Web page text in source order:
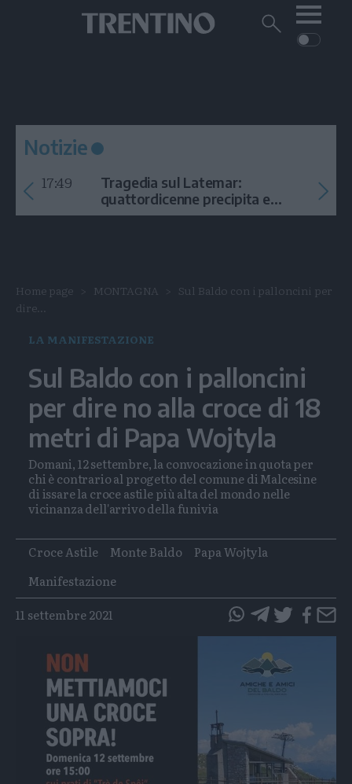
Cerca
CRONACA
GARDA
CULTURA
VIDEO
Notizie
17:49
Tragedia sul Latemar:
quattordicenne precipita e
muore
Home page MONTAGNA
Sul Baldo con i palloncini per
dire...
LA MANIFESTAZIONE
Sul Baldo con i palloncini
per dire no alla croce di 18
metri di Papa Wojtyla
Domani, 12 settembre, la convocazione in quota per
chi è contrario al progetto del comune di Malcesine
di issare la croce astile più alta del mondo nelle
vicinanza dell'arrivo della funivia
Tags
Croce Astile Monte Baldo
Papa Wojtyla
Manifestazione
11 settembre 2021
questo
articolo
Whatsapp
questo
articolo
su
Telegram